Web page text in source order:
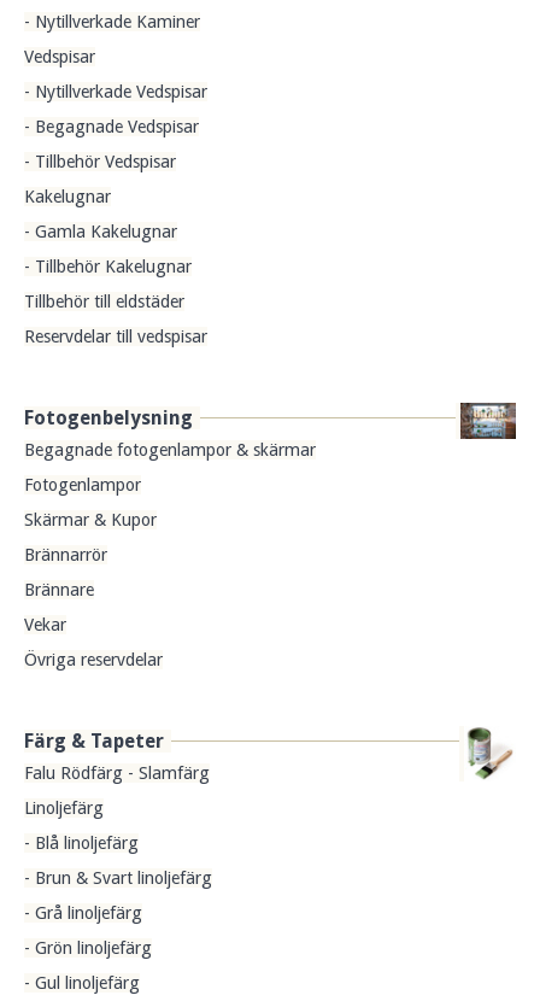
- Nytillverkade Kaminer
Vedspisar
- Nytillverkade Vedspisar
- Begagnade Vedspisar
- Tillbehör Vedspisar
Kakelugnar
- Gamla Kakelugnar
- Tillbehör Kakelugnar
Tillbehör till eldstäder
Reservdelar till vedspisar
Fotogenbelysning
Begagnade fotogenlampor & skärmar
Fotogenlampor
Skärmar & Kupor
Brännarrör
Brännare
Vekar
Övriga reservdelar
Färg & Tapeter
Falu Rödfärg - Slamfärg
Linoljefärg
- Blå linoljefärg
- Brun & Svart linoljefärg
- Grå linoljefärg
- Grön linoljefärg
- Gul linoljefärg